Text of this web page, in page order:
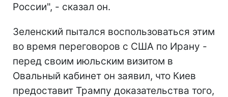
России", - сказал он.
Зеленский пытался воспользоваться этим
во время переговоров с США по Ирану -
перед своим июльским визитом в
Овальный кабинет он заявил, что Киев
предоставит Трампу доказательства того,